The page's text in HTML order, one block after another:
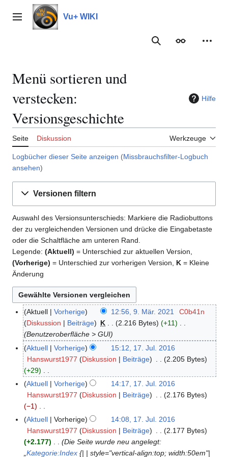
Inhalt
springenHauptmenü Vu+ WIKI
Suche
Menü sortieren und
verstecken:
Versionsgeschichte
Hilfe
Seite Diskussion Werkzeuge
Logbücher dieser Seite anzeigen (Missbrauchsfilter-Logbuch
ansehen)
Versionen filtern
Auswahl des Versionsunterschieds: Markiere die Radiobuttons
der zu vergleichenden Versionen und drücke die Eingabetaste
oder die Schaltfläche am unteren Rand.
Legende: (Aktuell) = Unterschied zur aktuellen Version,
(Vorherige) = Unterschied zur vorherigen Version, K = Kleine
Änderung
9
ä
Aktuell Vorherige 12:56, 9. Mär. 2021
C0b41n
Diskussion
Beiträge K 2.216 Bytes
+11
Benutzeroberfläche > GUI
1
J
Aktuell Vorherige
15:12, 17. Jul. 2016
Hanswurst1977
Diskussion Beiträge
2.205 Bytes
+29
K
e
i
e
e
Aktuell Vorherige
14:17, 17. Jul. 2016
Hanswurst1977
Diskussion Beiträge
2.176 Bytes
−1
K
e
i
n
Aktuell Vorherige
14:08, 17. Jul. 2016
Hanswurst1977
Diskussion Beiträge
2.177 Bytes
+2.177
Die Seite wurde neu angelegt:
„Kategorie:Index {| | style="vertical-align:top; width:50em"|